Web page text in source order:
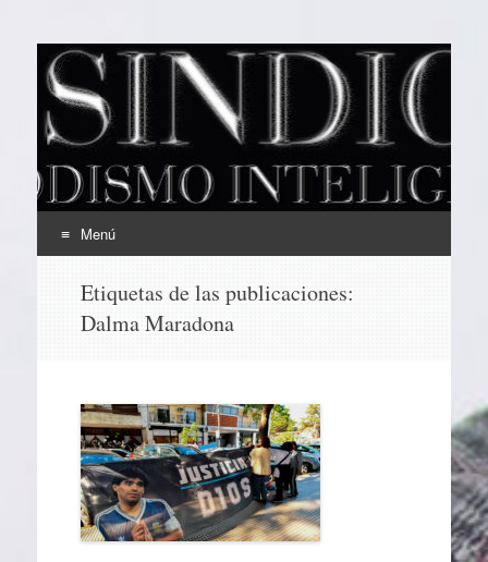
EL SINDICAL
Periodismo Inteligente
Menú
contenido
Etiquetas de las publicaciones:
Dalma Maradona